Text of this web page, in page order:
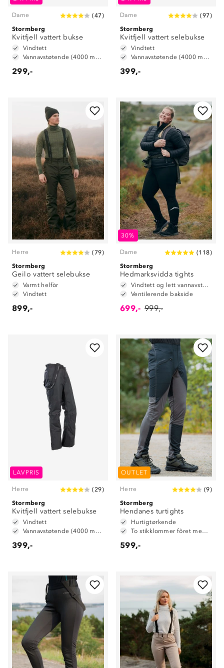
Dame (47)
Stormberg
Kvitfjell vattert bukse
Vindtett
Vannavstøtende (4000 mm vannsøyle)
299,-
Dame (97)
Stormberg
Kvitfjell vattert selebukse
Vindtett
Vannavstøtende (4000 mm vannsøyle)
399,-
Herre (79)
Stormberg
Geilo vattert selebukse
Varmt helfòr
Vindtett
899,-
30%
Dame (118)
Stormberg
Hedmarksvidda tights
Vindtett og lett vannavstøtende i front
Ventilerende bakside
699,- 999,-
LAVPRIS
Herre (29)
Stormberg
Kvitfjell vattert selebukse
Vindtett
Vannavstøtende (4000 mm vannsøyle)
399,-
OUTLET
Herre (9)
Stormberg
Hendanes turtights
Hurtigtørkende
To stikklommer fôret med mesh
599,-